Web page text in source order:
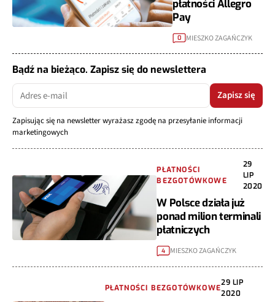
płatności Allegro
Pay
0 MIESZKO ZAGAŃCZYK
Bądź na bieżąco. Zapisz się do newslettera
Zapisz się
Zapisując się na newsletter wyrażasz zgodę na przesyłanie informacji
marketingowych
PŁATNOŚCI
BEZGOTÓWKOWE
29
LIP
2020
W Polsce działa już
ponad milion terminali
płatniczych
4 MIESZKO ZAGAŃCZYK
PŁATNOŚCI BEZGOTÓWKOWE
29 LIP
2020